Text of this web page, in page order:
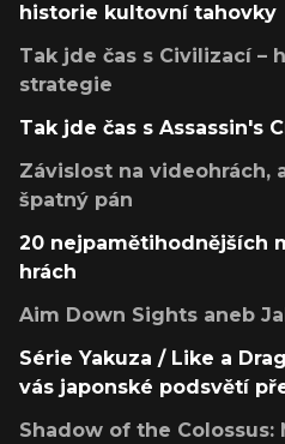
historie kultovní tahovky
Tak jde čas s Civilizací –
strategie
Tak jde čas s Assassin's
Závislost na videohrách,
špatný pán
20 nejpamětihodnějších
hrách
Aim Down Sights aneb
Série Yakuza / Like a
vás japonské podsvětí
Shadow of the